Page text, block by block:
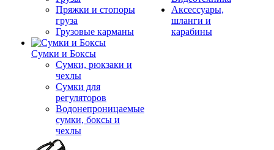
Пряжки и стопоры
груза
Грузовые карманы
Сумки и Боксы
Сумки, рюкзаки и
чехлы
Сумки для
регуляторов
Водонепроницаемые
сумки, боксы и
чехлы
Аксессуары,
шланги и
карабины